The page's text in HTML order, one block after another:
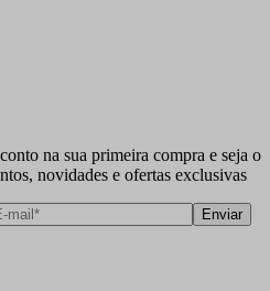
na sua primeira compra e seja o
novidades e ofertas exclusivas
Enviar